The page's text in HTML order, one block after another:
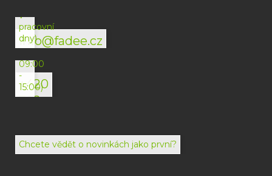
info@fadee.cz
v
pracovní
dny)
+420
792
072
(Po-
09:00
-
15:00)
Chcete vědět o novinkách jako první?